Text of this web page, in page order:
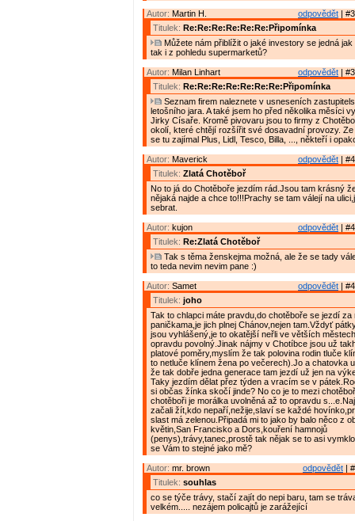
odpovědět |
Autor: Martin H.
Titulek: Re:Re:Re:Re:Re:Re:Připomínka
Můžete nám přiblížit o jaké investory se jedná jak
tak i z pohledu supermarketů?
odpovědět |
Autor: Milan Linhart
Titulek: Re:Re:Re:Re:Re:Re:Re:Připomínka
Seznam firem naleznete v usneseních
letošního jara. A také jsem ho před několika měsíci
Jirky Císaře. Kromě pivovaru jsou to firmy z
okolí, které chtějí rozšířit své dosavadní provozy.
se tu zajímal Plus, Lidl, Tesco, Billa, ..., někteří i
odpovědět |
Autor: Maverick
Titulek: Zlatá Chotěboř
No to já do Chotěboře jezdím rád.Jsou tam krásný
nějaká najde a chce to!!!Prachy se tam válejí na
sebrat.
odpovědět |
Autor: kujon
Titulek: Re:Zlatá Chotěboř
Tak s těma ženskejma možná, ale že se tady
to teda nevim nevim pane :)
odpovědět |
Autor: Samet
Titulek: joho
Tak to chlapci máte pravdu,do chotěboře se jezdí za
paničkama,je jich plnej Chánov,nejen tam.Vždyť
jsou vyhlášený,je to okatější neřli ve větších
opravdu povolný.Jinak nájmy v Chotíbce jsou už
platové poměry,myslím že tak polovina rodin tluče
to netluče klínem žena po večerech).Jo a chatovka
že tak dobře jedna generace tam jezdí už jen na
Taky jezdím dělat přez týden a vracím se v
si občas žínka skočí jinde? No co je to mezi
chotěboři je morálka uvolněná až to opravdu
začali žít,kdo nepaří,nežije,slaví se každé
slast má zelenou.Připadá mi to jako by balo něco z
květin,San Francisko a Dors,kouření hamnojů
(penys),trávy,tanec,prostě tak nějak se to asi
se Vám to stejné jako mě?
odpovědět |
Autor: mr. brown
Titulek: souhlas
co se týče trávy, stačí zajít do nepi baru, tam se
velkém..... nezájem policajtů je zarážející